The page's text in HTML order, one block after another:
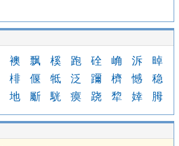
襖 飘 榽 跑 硂 崅 泝
晫
棑 偃 牴 泛 躎 櫅 憾
稳
地 斸 駫 瘼 跷 犂 婞 胟